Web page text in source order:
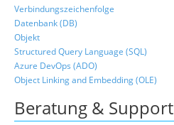
Verbindungszeichenfolge
Datenbank (DB)
Objekt
Structured Query Language (SQL)
Azure DevOps (ADO)
Object Linking and Embedding (OLE)
Beratung & Support